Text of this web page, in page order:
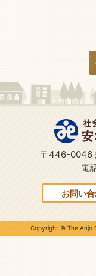
〒446-0046
電
お問い
Copyright © The Anjo